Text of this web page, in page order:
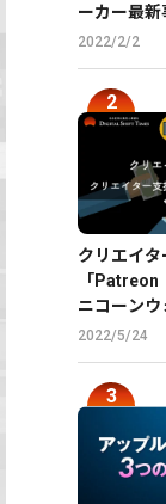
ーカー最新
企業最前線
2022/2/2
クリエイ
「Patreon
ニコーン
2022/5/24